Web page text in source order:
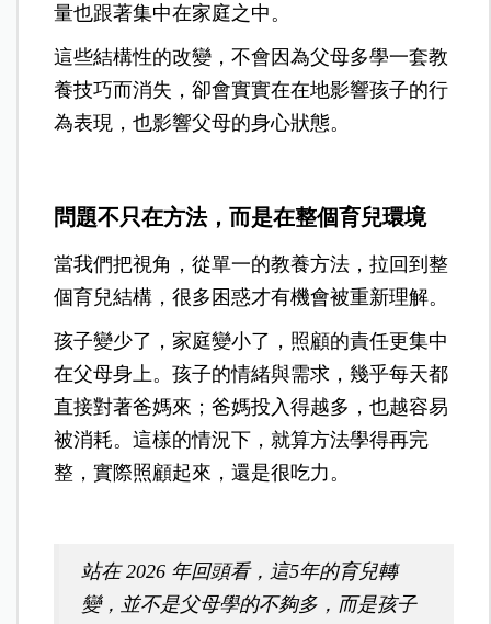
量也跟著集中在家庭之中。
這些結構性的改變，不會因為父母多學一套教
養技巧而消失，卻會實實在在地影響孩子的行
為表現，也影響父母的身心狀態。
問題不只在方法，而是在整個育兒環境
當我們把視角，從單一的教養方法，拉回到整
個育兒結構，很多困惑才有機會被重新理解。
孩子變少了，家庭變小了，照顧的責任更集中
在父母身上。孩子的情緒與需求，幾乎每天都
直接對著爸媽來；爸媽投入得越多，也越容易
被消耗。這樣的情況下，就算方法學得再完
整，實際照顧起來，還是很吃力。
站在 2026 年回頭看，這5年的育兒轉
變，並不是父母學的不夠多，而是孩子